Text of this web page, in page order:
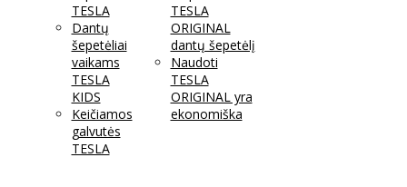
TESLA
Dantų
šepetėliai
vaikams
TESLA
KIDS
Keičiamos
galvutės
TESLA
TESLA
ORIGINAL
dantų šepetėlį
Naudoti
TESLA
ORIGINAL yra
ekonomiška